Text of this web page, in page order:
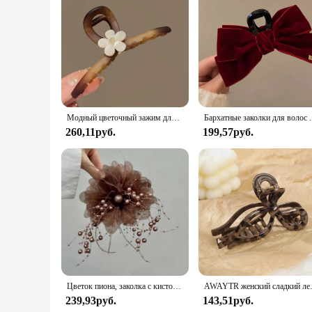
Модный цветочный зажим для женщин, большой зажим для головных уборов премиум-класса, Шпилька для волос, темпераментная заколка для волос в виде ложки, сковороды, акулы
260,11руб.
Бархатные заколки для волос с
199,57руб.
Цветок пиона, заколка с кисточкой из бисера, коготь для волос, краб на затылке, элегантная заколка для волос для женщин, модные аксессуары для головных уборов
239,93руб.
AWAYTR женский сладкий
143,51руб.